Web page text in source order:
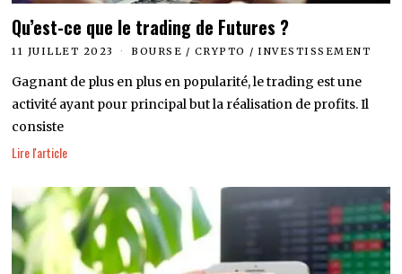
Qu’est-ce que le trading de Futures ?
11 JUILLET 2023 BOURSE / CRYPTO / INVESTISSEMENT
Gagnant de plus en plus en popularité, le trading est une
activité ayant pour principal but la réalisation de profits. Il
consiste
Lire l'article